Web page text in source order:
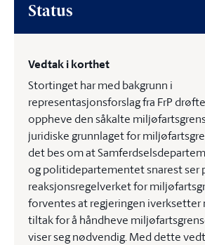
Status
Vedtak i korthet
Stortinget har med bakgrunn i
representasjonsforslag fra FrP
oppheve den såkalte
juridiske grunnlaget for
det bes om at
og politidepartementet snarest ser
reaksjonsregelverket for
forventes at regjeringen iverksetter
tiltak for å håndheve
viser seg nødvendig. Med dette